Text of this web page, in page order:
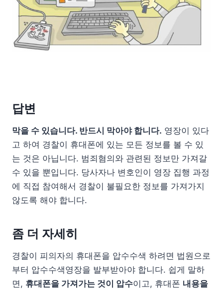
답변
막을 수 있습니다. 반드시 막아야 합니다. 영장이 있다
고 하여 경찰이 휴대폰에 있는 모든 정보를 볼 수 있
는 것은 아닙니다. 범죄혐의와 관련된 정보만 가져갈
수 있을 뿐입니다. 당사자나 변호인이 영장 집행 과정
에 직접 참여해서 경찰이 불필요한 정보를 가져가지
않도록 해야 합니다.
좀 더 자세히
경찰이 피의자의 휴대폰을 압수수색 하려면 법원으로
부터 압수수색영장을 발부받아야 합니다. 쉽게 말하
면, 휴대폰을 가져가는 것이 압수이고, 휴대폰 내용을